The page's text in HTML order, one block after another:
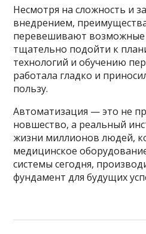
Несмотря на сложность и
внедрением,
перевешивают возможные
тщательно подойти к
технологий и обучению
работала гладко и
пользу.
Автоматизация — это не
новшество, а реальный
жизни миллионов людей,
медицинское
системы сегодня,
фундамент для будущих